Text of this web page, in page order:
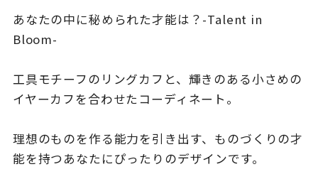
レディース
リングサイズ
～
価格 ¥0
あなたの中に秘められた才能は？-Talent in
Bloom-
工具モチーフのリングカフと、輝きのある小さめの
イヤーカフを合わせたコーディネート。
理想のものを作る能力を引き出す、ものづくりの才
能を持つあなたにぴったりのデザインです。